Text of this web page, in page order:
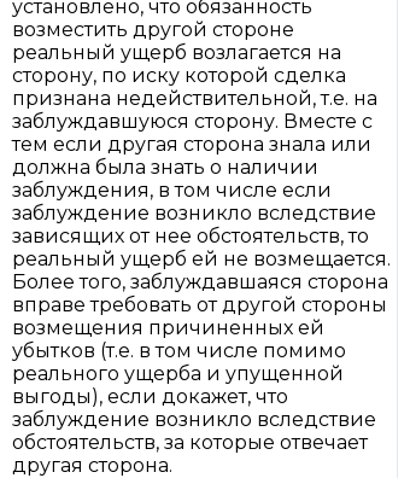
установлено, что обязанность
возместить другой стороне
реальный ущерб возлагается на
сторону, по иску которой сделка
признана недействительной, т.е. на
заблуждавшуюся сторону. Вместе с
тем если другая сторона знала или
должна была знать о наличии
заблуждения, в том числе если
заблуждение возникло вследствие
зависящих от нее обстоятельств, то
реальный ущерб ей не возмещается.
Более того, заблуждавшаяся сторона
вправе требовать от другой стороны
возмещения причиненных ей
убытков (т.е. в том числе помимо
реального ущерба и упущенной
выгоды), если докажет, что
заблуждение возникло вследствие
обстоятельств, за которые отвечает
другая сторона.